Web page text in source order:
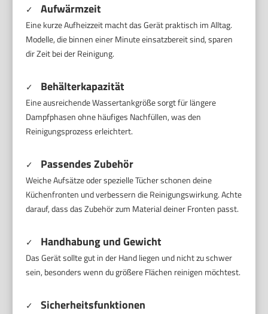
✓ Aufwärmzeit
Eine kurze Aufheizzeit macht das Gerät praktisch im Alltag.
Modelle, die binnen einer Minute einsatzbereit sind, sparen
dir Zeit bei der Reinigung.
✓ Behälterkapazität
Eine ausreichende Wassertankgröße sorgt für längere
Dampfphasen ohne häufiges Nachfüllen, was den
Reinigungsprozess erleichtert.
✓ Passendes Zubehör
Weiche Aufsätze oder spezielle Tücher schonen deine
Küchenfronten und verbessern die Reinigungswirkung. Achte
darauf, dass das Zubehör zum Material deiner Fronten passt.
✓ Handhabung und Gewicht
Das Gerät sollte gut in der Hand liegen und nicht zu schwer
sein, besonders wenn du größere Flächen reinigen möchtest.
✓ Sicherheitsfunktionen